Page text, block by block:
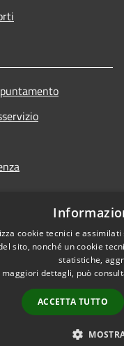
cookie tecnici e
sito, nonché un cookie
statistiche,
maggiori dettagli, può
ACCETTA TUTTO